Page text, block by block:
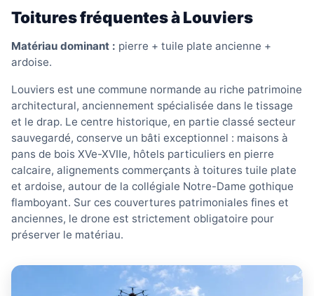
Toitures fréquentes à Louviers
Matériau dominant : pierre + tuile plate ancienne +
ardoise.
Louviers est une commune normande au riche patrimoine
architectural, anciennement spécialisée dans le tissage
et le drap. Le centre historique, en partie classé secteur
sauvegardé, conserve un bâti exceptionnel : maisons à
pans de bois XVe-XVIIe, hôtels particuliers en pierre
calcaire, alignements commerçants à toitures tuile plate
et ardoise, autour de la collégiale Notre-Dame gothique
flamboyant. Sur ces couvertures patrimoniales fines et
anciennes, le drone est strictement obligatoire pour
préserver le matériau.